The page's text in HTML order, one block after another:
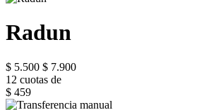
Radun
$ 5.500 $ 7.900
12 cuotas de
$ 459